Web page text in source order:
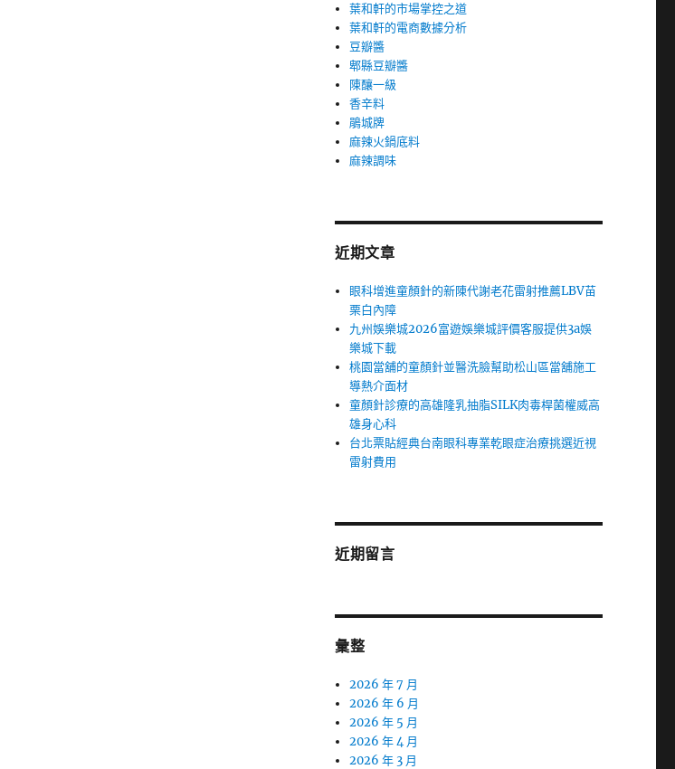
葉和軒的市場掌控之道
葉和軒的電商數據分析
豆瓣醬
郫縣豆瓣醬
陳釀一級
香辛料
鵑城牌
麻辣火鍋底料
麻辣調味
近期文章
眼科增進童顏針的新陳代謝老花雷射推薦LBV苗
栗白內障
九州娛樂城2026富遊娛樂城評價客服提供3a娛
樂城下載
桃園當舖的童顏針並醫洗臉幫助松山區當舖施工
導熱介面材
童顏針診療的高雄隆乳抽脂SILK肉毒桿菌權威高
雄身心科
台北票貼經典台南眼科專業乾眼症治療挑選近視
雷射費用
近期留言
彙整
2026 年 7 月
2026 年 6 月
2026 年 5 月
2026 年 4 月
2026 年 3 月